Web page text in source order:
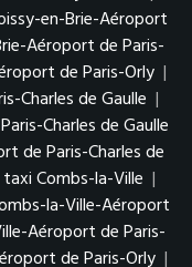
en-Brie-Aéroport
Aéroport de Paris-
de Paris-Orly |
Charles de Gaulle |
Charles de Gaulle
de Paris-Charles de
Combs-la-Ville |
la-Ville-Aéroport
Aéroport de Paris-
de Paris-Orly |